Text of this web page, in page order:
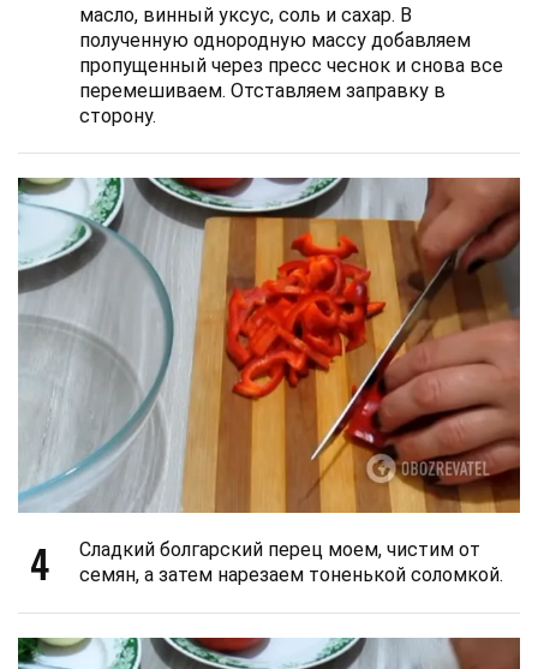
масло, винный уксус, соль и сахар. В
полученную однородную массу добавляем
пропущенный через пресс чеснок и снова все
перемешиваем. Отставляем заправку в
сторону.
4
Сладкий болгарский перец моем, чистим от
семян, а затем нарезаем тоненькой соломкой.